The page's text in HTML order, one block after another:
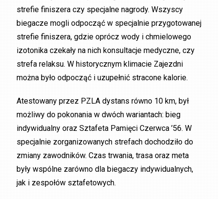
strefie finiszera czy specjalne nagrody. Wszyscy
biegacze mogli odpocząć w specjalnie przygotowanej
strefie finiszera, gdzie oprócz wody i chmielowego
izotonika czekały na nich konsultacje medyczne, czy
strefa relaksu. W historycznym klimacie Zajezdni
można było odpocząć i uzupełnić stracone kalorie.
Atestowany przez PZLA dystans równo 10 km, był
możliwy do pokonania w dwóch wariantach: bieg
indywidualny oraz Sztafeta Pamięci Czerwca ’56. W
specjalnie zorganizowanych strefach dochodziło do
zmiany zawodników. Czas trwania, trasa oraz meta
były wspólne zarówno dla biegaczy indywidualnych,
jak i zespołów sztafetowych.